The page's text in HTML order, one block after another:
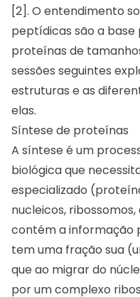
[2]. O entendimento
peptídicas são a base
proteínas de
sessões seguintes
estruturas e as
elas.
Síntese de proteínas
A síntese é um
biológica que
especializado
nucleicos,
contém a informação
tem uma fração sua
que ao migrar do
por um complexo